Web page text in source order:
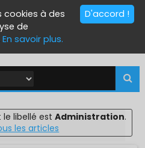
libellé est Administration.
les articles
D'accord !
cookies à des
de
En savoir plus.